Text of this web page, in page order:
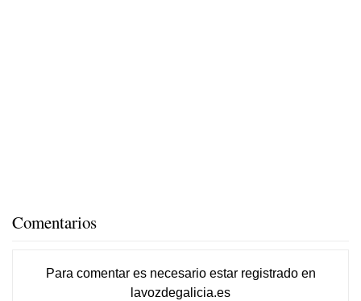
Comentarios
Para comentar es necesario estar registradoen
lavozdegalicia.es